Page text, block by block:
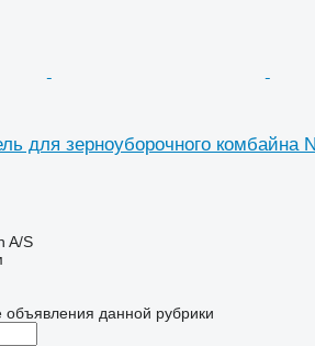
для зерноуборочного комбайна
A/S
данной рубрики